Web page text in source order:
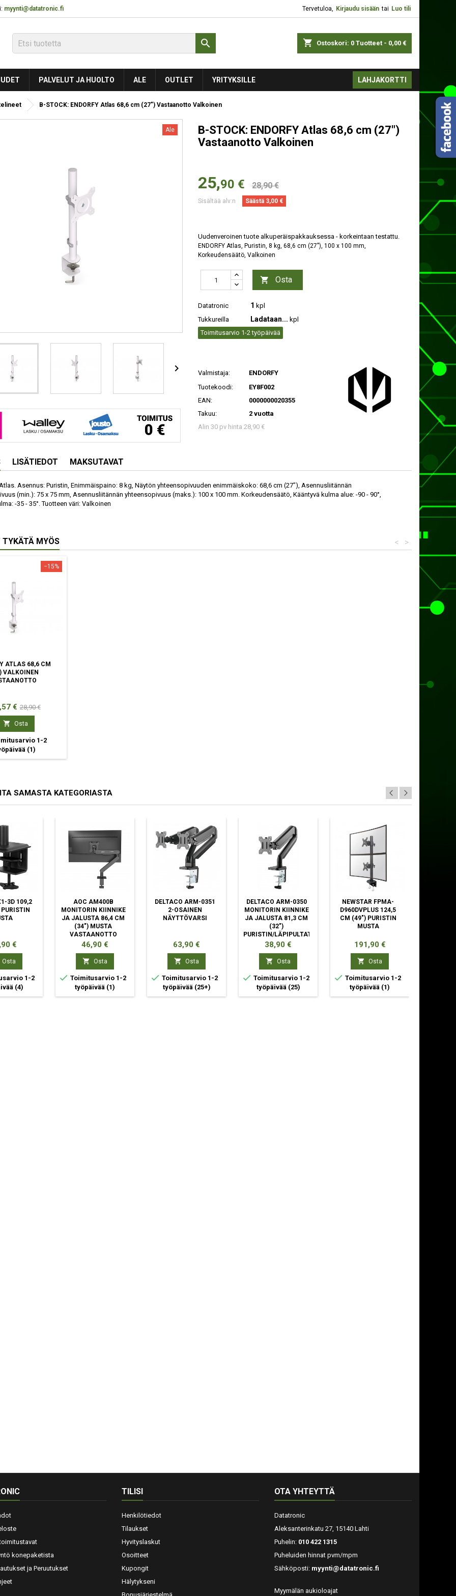
myynti@datatronic.fi Tervetuloa, Kirjaudu sisään tai Luo tili
shopping_cart Ostoskori: 0 Tuotteet - 0,00 €

PALVELUT JA HUOLTO ALE OUTLET YRITYKSILLE LAHJAKORTTI
B-STOCK: ENDORFY Atlas 68,6 cm (27") Vastaanotto Valkoinen
Ale

B-STOCK: ENDORFY Atlas 68,6 cm (27")
Vastaanotto Valkoinen
25,90 € 28,90 €
Sisältää alv:n Säästä 3,00 €
Uudenveroinen tuote alkuperäispakkauksessa - korkeintaan testattu.
ENDORFY Atlas, Puristin, 8 kg, 68,6 cm (27"), 100 x 100 mm,
Korkeudensäätö, Valkoinen
 Osta
Datatronic 1 kpl
Tukkureilla
Ladataan... kpl
Toimitusarvio 1-2 työpäivää
Valmistaja:
ENDORFY
Tuotekoodi:
EY8F002
EAN:
0000000020355
Takuu:
2 vuotta
Alin 30 pv hinta 28,90 €
LISÄTIEDOT MAKSUTAVAT
Atlas. Asennus: Puristin, Enimmäispaino: 8 kg, Näytön yhteensopivuuden enimmäiskoko: 68,6 cm (27"), Asennusliitännän
(min.): 75 x 75 mm, Asennusliitännän yhteensopivuus (maks.): 100 x 100 mm. Korkeudensäätö, Kääntyvä kulma alue: -90 - 90°,
-35 - 35°. Tuotteen väri: Valkoinen
TYKÄTÄ MYÖS >
<
−15%
ATLAS 68,6 CM
VALKOINEN
€ Normaali
hinta
28,90 €
 Osta
1-2
(1)
SAMASTA KATEGORIASTA
3D 109,2
€
Osta
1-2
(4)
AOC AM400B
MONITORIN KIINNIKE
JA JALUSTA 86,4 CM
(34") MUSTA
VASTAANOTTO
Hinta
46,90 €
 Osta
 Toimitusarvio 1-2
työpäivää (1)
DELTACO ARM-0351
2-OSAINEN
NÄYTTÖVARSI
Hinta
63,90 €
 Osta
 Toimitusarvio 1-2
työpäivää (25+)
DELTACO ARM-0350
MONITORIN KIINNIKE
JA JALUSTA 81,3 CM
(32")
PURISTIN/LÄPIPULTATTU
MUSTA
Hinta
38,90 €
 Osta
 Toimitusarvio 1-2
työpäivää (25)
NEWSTAR FPMA-
D960DVPLUS 124,5
CM (49") PURISTIN
MUSTA
Hinta
191,90 €
 Osta
 Toimitusarvio 1-2
työpäivää (1)
konepaketista
ja Peruutukset
TILISI
Henkilötiedot
Tilaukset
Hyvityslaskut
Osoitteet
Kupongit
Hälytykseni
OTA YHTEYTTÄ
Datatronic
Aleksanterinkatu 27, 15140 Lahti
Puhelin: 010 422 1315
Puheluiden hinnat pvm/mpm
Sähköposti: myynti@datatronic.fi
Myymälän aukioloajat